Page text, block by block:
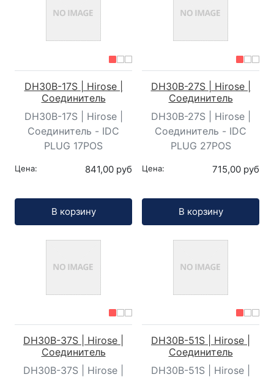
DH30B-17S | Hirose |
Соединитель
DH30B-17S | Hirose |
Соединитель - IDC
PLUG 17POS
Цена: 841,00 руб
В корзину
DH30B-27S | Hirose |
Соединитель
DH30B-27S | Hirose |
Соединитель - IDC
PLUG 27POS
Цена: 715,00 руб
В корзину
DH30B-37S | Hirose |
Соединитель
DH30B-37S | Hirose |
DH30B-51S | Hirose |
Соединитель
DH30B-51S | Hirose |